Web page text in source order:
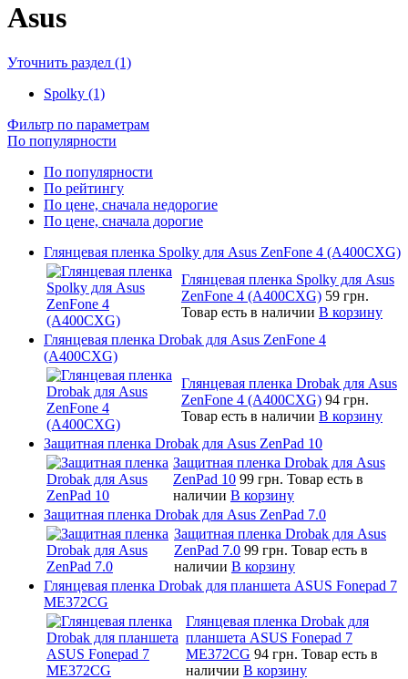
Asus
Уточнить раздел (1)
Spolky (1)
Фильтр по параметрам
По популярности
По популярности
По рейтингу
По цене, сначала недорогие
По цене, сначала дорогие
Глянцевая пленка Spolky для Asus ZenFone 4 (A400CXG)
Глянцевая пленка Spolky для Asus
ZenFone 4 (A400CXG) 59 грн.
Товар есть в наличии В корзину
Глянцевая пленка Drobak для Asus ZenFone 4
(A400CXG)
Глянцевая пленка Drobak для Asus
ZenFone 4 (A400CXG) 94 грн.
Товар есть в наличии В корзину
Защитная пленка Drobak для Asus ZenPad 10
Защитная пленка Drobak для Asus
ZenPad 10 99 грн. Товар есть в
наличии В корзину
Защитная пленка Drobak для Asus ZenPad 7.0
Защитная пленка Drobak для Asus
ZenPad 7.0 99 грн. Товар есть в
наличии В корзину
Глянцевая пленка Drobak для планшета ASUS Fonepad 7
ME372CG
Глянцевая пленка Drobak для
планшета ASUS Fonepad 7
ME372CG 94 грн. Товар есть в
наличии В корзину